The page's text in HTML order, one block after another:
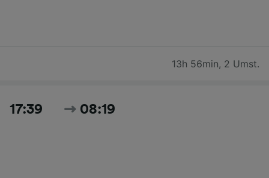
13h 56min, 2 Umst.
17:39 08:19